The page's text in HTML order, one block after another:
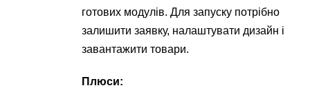
готових модулів. Для запуску потрібно
залишити заявку, налаштувати дизайн і
завантажити товари.
Плюси: